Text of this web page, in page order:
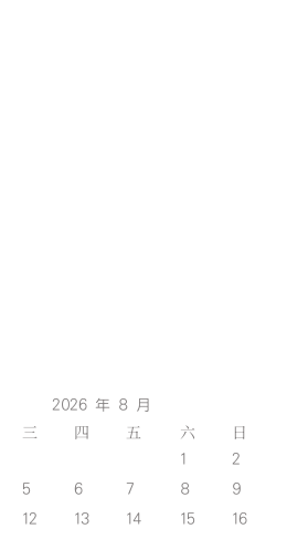
2026 年 8 月
三 四 五 六 日
1
2
5 6 7 8
9
12 13 14 15
16